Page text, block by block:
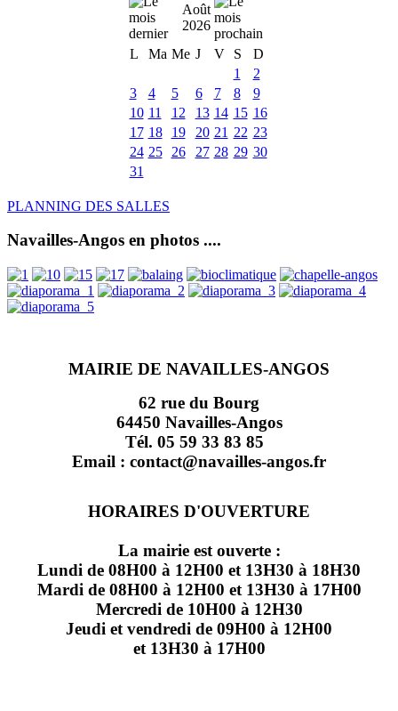
Août
2026
L
Ma Me J V S
D
1
2
3
4 5 6 7 8
9
10 11 12 13 14 15 16
17 18 19 20 21 22 23
24 25 26 27 28 29 30
31
PLANNING DES SALLES
Navailles-Angos en photos ....
MAIRIE DE NAVAILLES-ANGOS
62 rue du Bourg
64450 Navailles-Angos
Tél. 05 59 33 83 85
Email : contact@navailles-angos.fr
HORAIRES D'OUVERTURE
La mairie est ouverte :
Lundi de 08H00 à 12H00 et 13H30 à 18H30
Mardi de 08H00 à 12H00 et 13H30 à 17H00
Mercredi de 10H00 à 12H30
Jeudi et vendredi de 09H00 à 12H00
et 13H30 à 17H00